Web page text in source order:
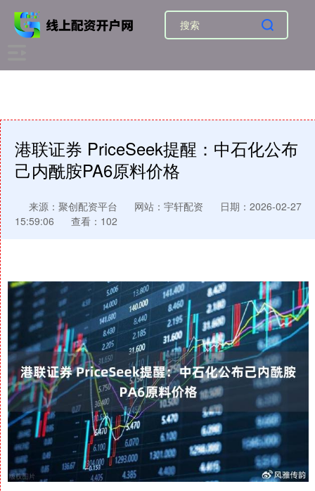
港联证券 PriceSeek提醒：中石化公布
己内酰胺PA6原料价格
来源：聚创配资平台 网站：宇轩配资
日期：2026-02-27
15:59:06
查看：102